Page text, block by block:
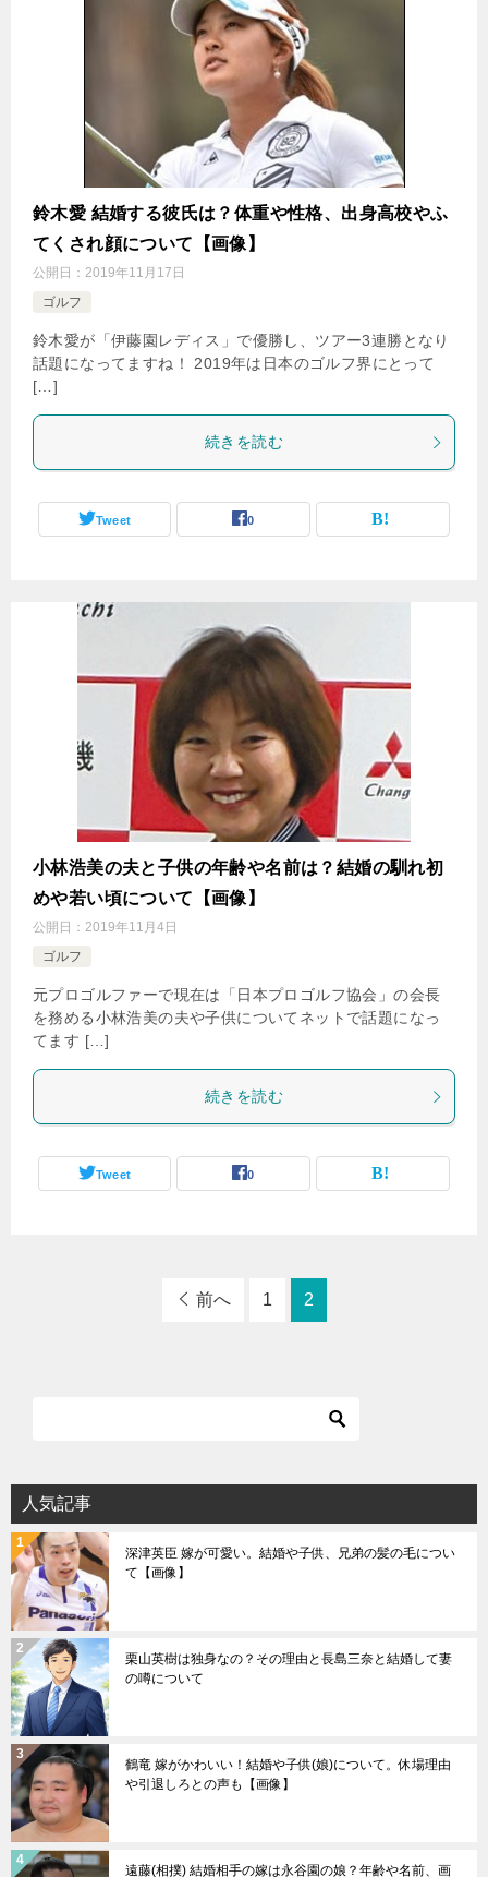
鈴木愛 結婚する彼氏は？体重や性格、出身高校やふ
てくされ顔について【画像】
公開日： 2019年11月17日
ゴルフ
鈴木愛が「伊藤園レディス」で優勝し、ツアー3連勝となり
話題になってますね！ 2019年は日本のゴルフ界にとって
[…]
続きを読む
Tweet 0
小林浩美の夫と子供の年齢や名前は？結婚の馴れ初
めや若い頃について【画像】
公開日： 2019年11月4日
ゴルフ
元プロゴルファーで現在は「日本プロゴルフ協会」の会長
を務める小林浩美の夫や子供についてネットで話題になっ
てます […]
続きを読む
Tweet 0
前へ 1 2
人気記事
深津英臣 嫁が可愛い。結婚や子供、兄弟の髪の毛につい
て【画像】
栗山英樹は独身なの？その理由と長島三奈と結婚して妻
の噂について
鶴竜 嫁がかわいい！結婚や子供(娘)について。休場理由
や引退しろとの声も【画像】
遠藤(相撲) 結婚相手の嫁は永谷園の娘？年齢や名前、画